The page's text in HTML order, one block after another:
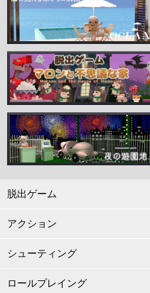
脱出ゲーム
アクション
シューティング
ロールプレイング